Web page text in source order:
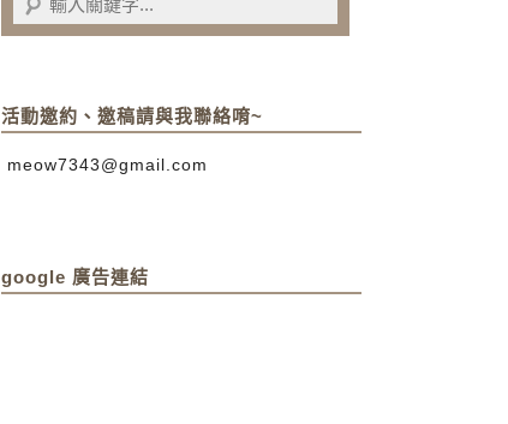
活動邀約、邀稿請與我聯絡唷~
meow7343@gmail.com
google 廣告連結